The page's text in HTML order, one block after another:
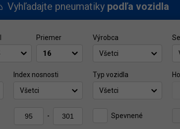
Vyhľadajte pneumatiky podľa vozidla
Priemer
Výrobca
Všetci
Index nosnosti
Všetci
Typ vozidla
Všetci
- Spevnené